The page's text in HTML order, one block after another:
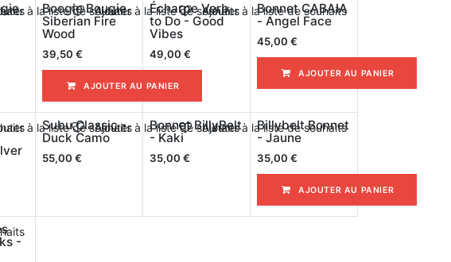
Boogie Bougie
Siberian Fire
Wood
39,50 €
AJOUTER AU PANIER
à la liste de souhaits
Écharpe Verb
to Do - Good
Vibes
49,00 €
Ajouter à la liste de souhaits
Bonnet CABAIA
- Angel Face
45,00 €
AJOUTER AU PANIER
Ajouter à la liste de souhaits
Subu Classic -
Duck Camo
55,00 €
à la liste de souhaits
Bonnet BillyBelt
- Kaki
35,00 €
Ajouter à la liste de souhaits
Billybelt Bonnet
- Jaune
35,00 €
AJOUTER AU PANIER
Ajouter à la liste de souhaits
-